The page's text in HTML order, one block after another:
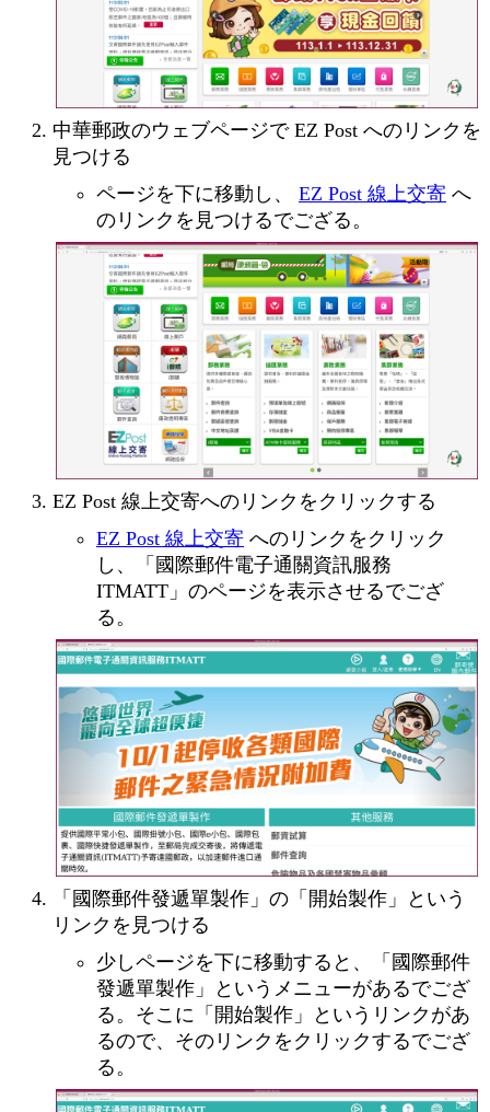
中華郵政のウェブページで EZ Post へのリンクを
見つける
ページを下に移動し、 EZ Post 線上交寄 へ
のリンクを見つけるでござる。
EZ Post 線上交寄へのリンクをクリックする
EZ Post 線上交寄 へのリンクをクリック
し、「國際郵件電子通關資訊服務
ITMATT」のページを表示させるでござ
る。
「國際郵件發遞單製作」の「開始製作」という
リンクを見つける
少しページを下に移動すると、「國際郵件
發遞單製作」というメニューがあるでござ
る。そこに「開始製作」というリンクがあ
るので、そのリンクをクリックするでござ
る。